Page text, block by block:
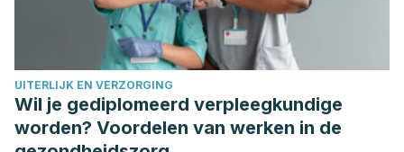
Vitae (Medellín)16.1 (2009): 110-115.
Ortuño, Manuel. “Manual práctico de aceites esenciales,
aromas y perfumes.”Ediciones Aiyane276 (2006).
UITERLIJK EN VERZORGING
Wil je gediplomeerd verpleegkundige
worden? Voordelen van werken in de